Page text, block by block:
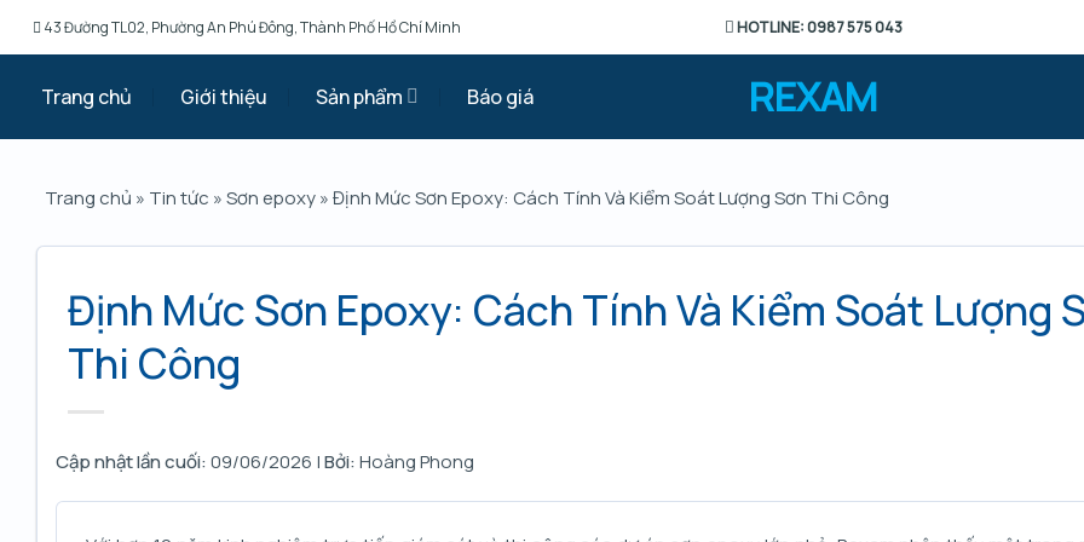
43 Đường TL02, Phường An Phú Đông, Thành Phố Hồ Chí Minh HOTLINE: 0987 575 043
REXAM
Trang chủ Giới thiệu Sản phẩm Báo giá
Trang chủ » Tin tức »Sơn epoxy»Định Mức Sơn Epoxy: Cách Tính Và Kiểm Soát Lượng Sơn Thi Công
Định Mức Sơn Epoxy: Cách Tính Và Kiểm Soát Lượng
Thi Công
Cập nhật lần cuối:09/06/2026 |Bởi:Hoàng Phong